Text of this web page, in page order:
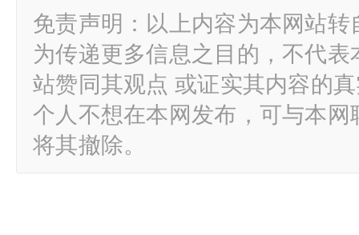
免责声明：以上内容为本网站
为传递更多信息之目的，不代
站赞同其观点 或证实其内容的
个人不想在本网发布，可与本
将其撤除。